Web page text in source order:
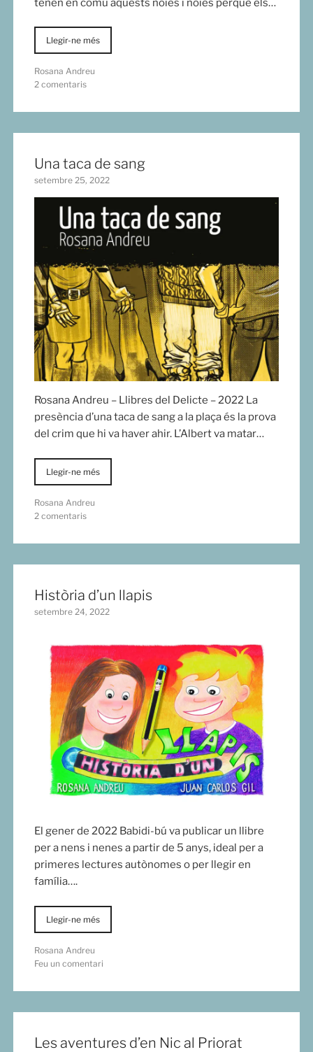
tenen en comú aquests noies i noies perquè els…
Llegir-ne més
Rosana Andreu
2 comentaris
Una taca de sang
setembre 25, 2022
Rosana Andreu – Llibres del Delicte – 2022 La
presència d’una taca de sang a la plaça és la prova
del crim que hi va haver ahir. L’Albert va matar…
Llegir-ne més
Rosana Andreu
2 comentaris
Història d’un llapis
setembre 24, 2022
El gener de 2022 Babidi-bú va publicar un llibre
per a nens i nenes a partir de 5 anys, ideal per a
primeres lectures autònomes o per llegir en
família….
Llegir-ne més
Rosana Andreu
Feu un comentari
Les aventures d’en Nic al Priorat